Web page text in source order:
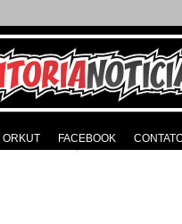
ORKUT FACEBOOK